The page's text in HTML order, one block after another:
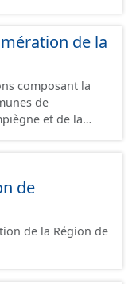
ce jeu de
de la
composant la
de
et de la
de voie. Un
Un
centre de la
à des
le cas d'un
de
de la Région de